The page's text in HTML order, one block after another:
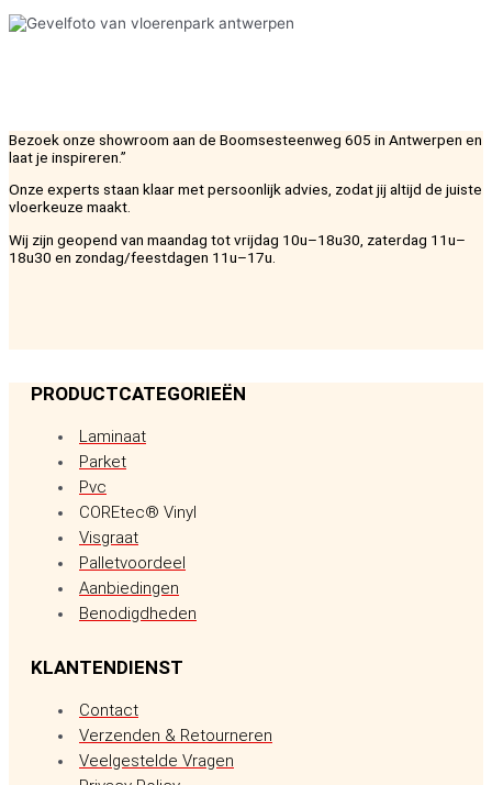
Bezoek onze showroom aan de Boomsesteenweg 605 in Antwerpen en
laat je inspireren.”
Onze experts staan klaar met persoonlijk advies, zodat jij altijd de juiste
vloerkeuze maakt.
Wij zijn geopend van maandag tot vrijdag 10u–18u30, zaterdag 11u–
18u30 en zondag/feestdagen 11u–17u.
PRODUCTCATEGORIEËN
Laminaat
Parket
Pvc
COREtec® Vinyl
Visgraat
Palletvoordeel
Aanbiedingen
Benodigdheden
KLANTENDIENST
Contact
Verzenden & Retourneren
Veelgestelde Vragen